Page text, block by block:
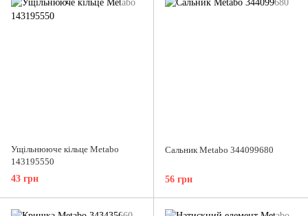
Ущільнююче кільце Metabo
143195550
43 грн
Сальник Metabo 344099680
56 грн